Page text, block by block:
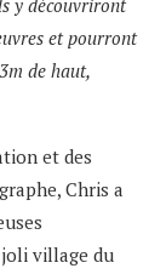
y découvriront
et pourront
de haut,
et des
Chris a
village du